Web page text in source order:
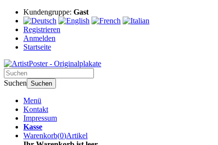
Kundengruppe: Gast
Registrieren
Anmelden
Startseite
Suchen Suchen
Menü
Kontakt
Impressum
Kasse
Warenkorb(0)Artikel